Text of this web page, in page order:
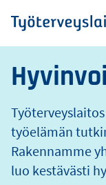
Hyppää
pääsisältöön
Työterveyslaitos
o
s
työelämän
Rakennamme
luo kestävästi